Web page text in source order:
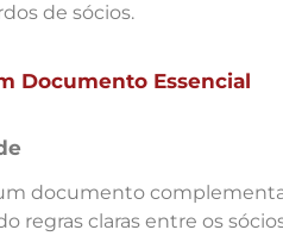
de sócios.
Documento Essencial
documento
regras claras entre os